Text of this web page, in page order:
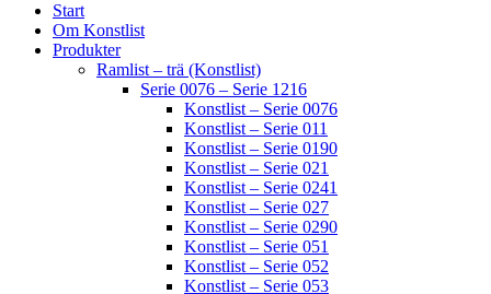
Start
Om Konstlist
Produkter
Ramlist – trä (Konstlist)
Serie 0076 – Serie 1216
Konstlist – Serie 0076
Konstlist – Serie 011
Konstlist – Serie 0190
Konstlist – Serie 021
Konstlist – Serie 0241
Konstlist – Serie 027
Konstlist – Serie 0290
Konstlist – Serie 051
Konstlist – Serie 052
Konstlist – Serie 053